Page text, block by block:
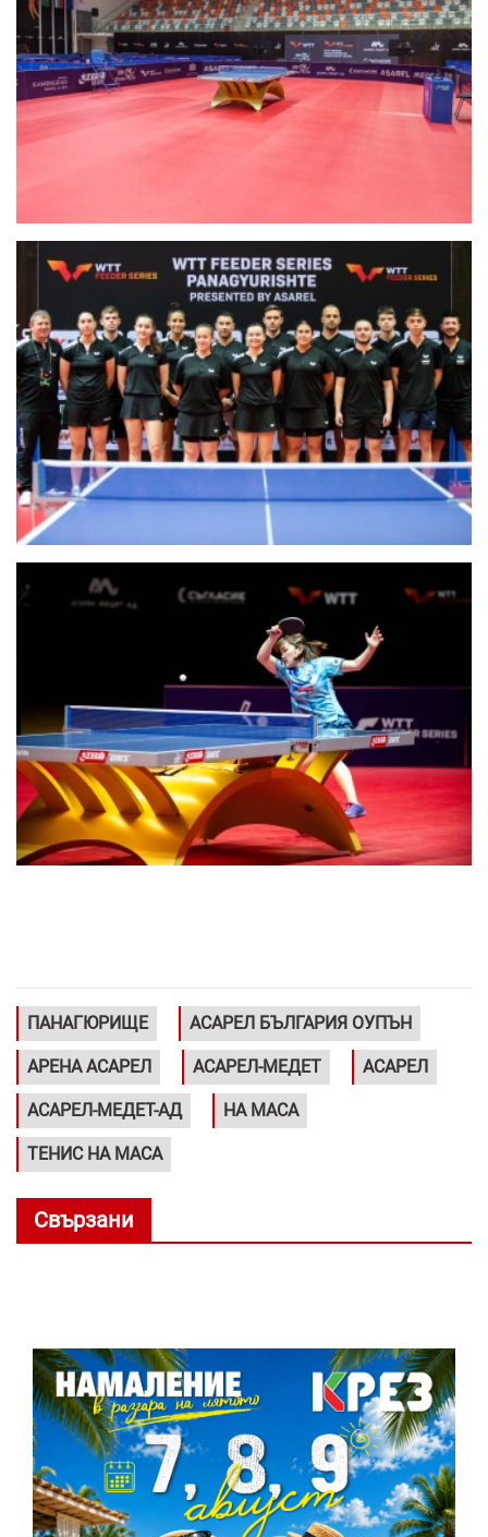
ПАНАГЮРИЩЕ АСАРЕЛ БЪЛГАРИЯ ОУПЪН
АРЕНА АСАРЕЛ АСАРЕЛ-МЕДЕТ АСАРЕЛ
АСАРЕЛ-МЕДЕТ-АД НА МАСА
ТЕНИС НА МАСА
Свързани